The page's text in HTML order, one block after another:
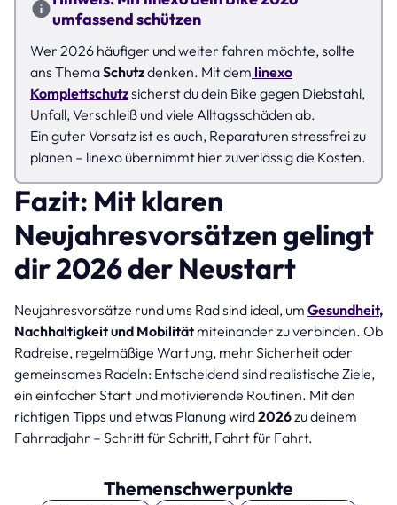
umfassend schützen
Wer 2026 häufiger und weiter fahren möchte, sollte
ans ThemaSchutzdenken. Mit dem linexo
Komplettschutzsicherst du dein Bike gegen Diebstahl,
Unfall, Verschleiß und viele Alltagsschäden ab.
Ein guter Vorsatz ist es auch, Reparaturen stressfrei zu
planen – linexo übernimmt hier zuverlässig die Kosten.
Fazit: Mit klaren
Neujahresvorsätzen gelingt
dir 2026 der Neustart
Neujahresvorsätze rund ums Rad sind ideal, um Gesundheit,
Nachhaltigkeit und Mobilität miteinander zu verbinden. Ob
Radreise, regelmäßige Wartung, mehr Sicherheit oder
gemeinsames Radeln: Entscheidend sind realistische Ziele,
ein einfacher Start und motivierende Routinen. Mit den
richtigen Tipps und etwas Planung wird2026zu deinem
Fahrradjahr – Schritt für Schritt, Fahrt für Fahrt.
Themenschwerpunkte